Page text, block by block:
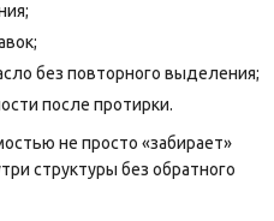
без повторного выделения;
после протирки.
не просто «забирает»
структуры без обратного